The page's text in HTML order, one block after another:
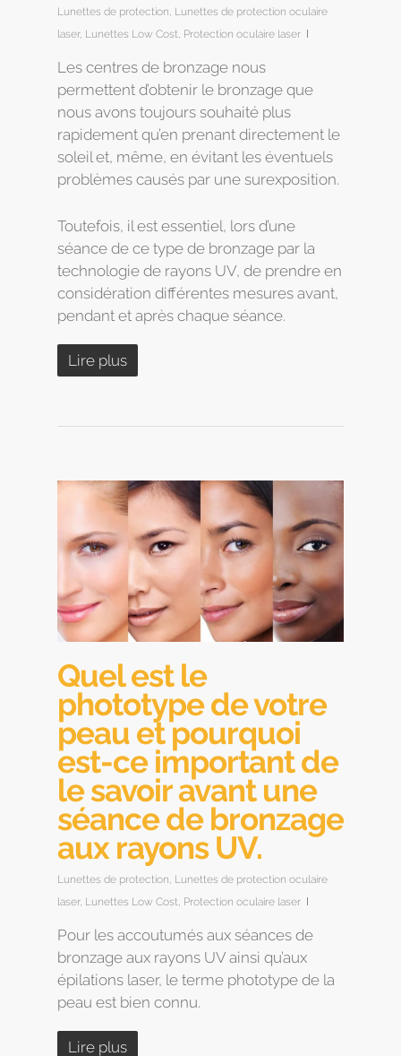
Lunettes de protection, Lunettes de protection oculaire
laser, Lunettes Low Cost, Protection oculaire laser
Les centres de bronzage nous
permettent d’obtenir le bronzage que
nous avons toujours souhaité plus
rapidement qu’en prenant directement le
soleil et, même, en évitant les éventuels
problèmes causés par une surexposition.
Toutefois, il est essentiel, lors d’une
séance de ce type de bronzage par la
technologie de rayons UV, de prendre en
considération différentes mesures avant,
pendant et après chaque séance.
Lire plus
Quel est le
phototype de votre
peau et pourquoi
est-ce important de
le savoir avant une
séance de bronzage
aux rayons UV.
Lunettes de protection, Lunettes de protection oculaire
laser, Lunettes Low Cost, Protection oculaire laser
Pour les accoutumés aux séances de
bronzage aux rayons UV ainsi qu’aux
épilations laser, le terme phototype de la
peau est bien connu.
Lire plus